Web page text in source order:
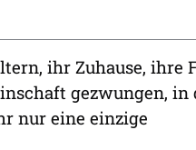
ihr Zuhause, ihre
gezwungen, in
nur eine einzige